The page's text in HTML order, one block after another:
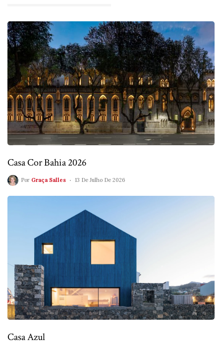
Casa Cor Bahia 2026
Por Graça Salles 13 De Julho De 2026
Casa Azul